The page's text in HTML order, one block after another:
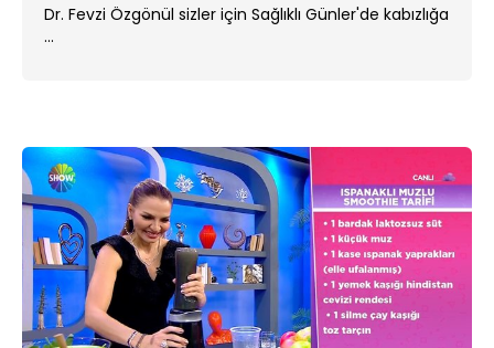
Dr. Fevzi Özgönül sizler için Sağlıklı Günler'de kabızlığa
...